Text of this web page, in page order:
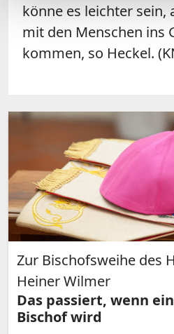
könne es leichter sein,
mit den Menschen ins
kommen, so Heckel.
Zur Bischofsweihe des
Heiner Wilmer
Das passiert, wenn
Bischof wird